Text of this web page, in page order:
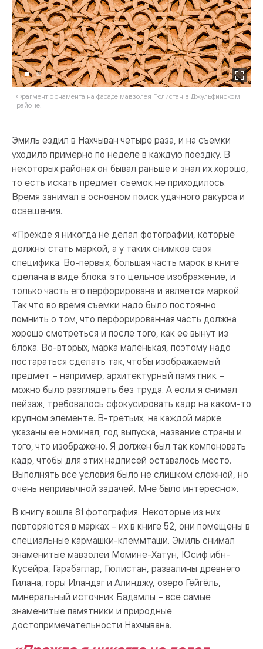
Фрагмент орнамента на фасаде мавзолея Гюлистан в Джульфинском
районе.
Эмиль ездил в Нахчыван четыре раза, и на съемки
уходило примерно по неделе в каждую поездку. В
некоторых районах он бывал раньше и знал их хорошо,
то есть искать предмет съемок не приходилось.
Время занимал в основном поиск удачного ракурса и
освещения.
«Прежде я никогда не делал фотографии, которые
должны стать маркой, а у таких снимков своя
специфика. Во-первых, большая часть марок в книге
сделана в виде блока: это цельное изображение, и
только часть его перфорирована и является маркой.
Так что во время съемки надо было постоянно
помнить о том, что перфорированная часть должна
хорошо смотреться и после того, как ее вынут из
блока. Во-вторых, марка маленькая, поэтому надо
постараться сделать так, чтобы изображаемый
предмет – например, архитектурный памятник –
можно было разглядеть без труда. А если я снимал
пейзаж, требовалось сфокусировать кадр на каком-то
крупном элементе. В-третьих, на каждой марке
указаны ее номинал, год выпуска, название страны и
того, что изображено. Я должен был так компоновать
кадр, чтобы для этих надписей оставалось место.
Выполнять все условия было не слишком сложной, но
очень непривычной задачей. Мне было интересно».
В книгу вошла 81 фотография. Некоторые из них
повторяются в марках – их в книге 52, они помещены в
специальные кармашки-клеммташи. Эмиль снимал
знаменитые мавзолеи Момине-Хатун, Юсиф ибн-
Кусейра, Гарабаглар, Гюлистан, развалины древнего
Гилана, горы Иландаг и Алинджу, озеро Гёйгёль,
минеральный источник Бадамлы – все самые
знаменитые памятники и природные
достопримечательности Нахчывана.